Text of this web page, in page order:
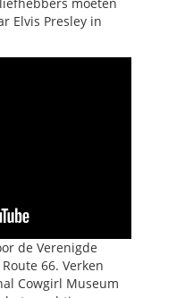
Elvis Presley in
de Verenigde
66. Verken
Cowgirl Museum